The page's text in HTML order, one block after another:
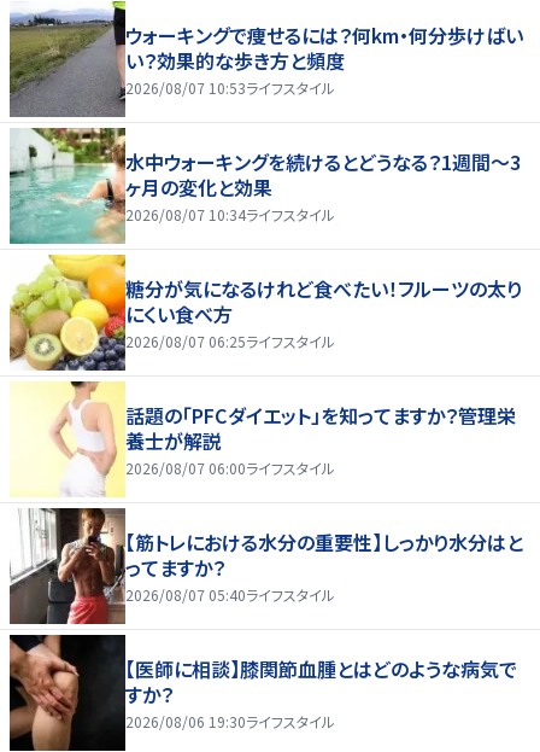
ウォーキングで痩せるには？何km・何分歩けばい
い？効果的な歩き方と頻度
2026/08/07 10:53ライフスタイル
水中ウォーキングを続けるとどうなる？1週間～3
ヶ月の変化と効果
2026/08/07 10:34ライフスタイル
糖分が気になるけれど食べたい！フルーツの太り
にくい食べ方
2026/08/07 06:25ライフスタイル
話題の「PFCダイエット」を知ってますか？管理栄
養士が解説
2026/08/07 06:00ライフスタイル
【筋トレにおける水分の重要性】しっかり水分はと
ってますか？
2026/08/07 05:40ライフスタイル
【医師に相談】膝関節血腫とはどのような病気で
すか？
2026/08/06 19:30ライフスタイル